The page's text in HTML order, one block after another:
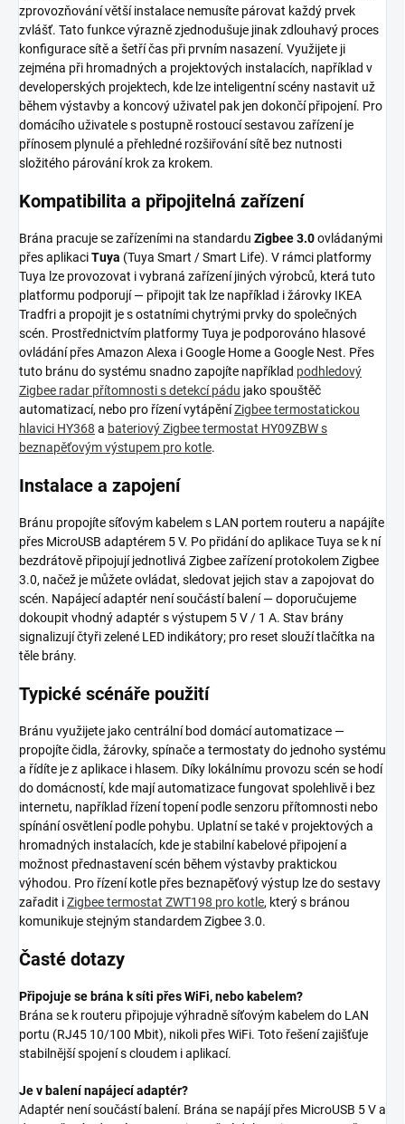
zprovozňování větší instalace nemusíte párovat každý prvek
zvlášť. Tato funkce výrazně zjednodušuje jinak zdlouhavý proces
konfigurace sítě a šetří čas při prvním nasazení. Využijete ji
zejména při hromadných a projektových instalacích, například v
developerských projektech, kde lze inteligentní scény nastavit už
během výstavby a koncový uživatel pak jen dokončí připojení. Pro
domácího uživatele s postupně rostoucí sestavou zařízení je
přínosem plynulé a přehledné rozšiřování sítě bez nutnosti
složitého párování krok za krokem.
Kompatibilita a připojitelná zařízení
Brána pracuje se zařízeními na standardu Zigbee 3.0ovládanými
přes aplikaciTuya (Tuya Smart / Smart Life). V rámci platformy
Tuya lze provozovat i vybraná zařízení jiných výrobců, která tuto
platformu podporují — připojit tak lze například i žárovky IKEA
Tradfri a propojit je s ostatními chytrými prvky do společných
scén. Prostřednictvím platformy Tuya je podporováno hlasové
ovládání přes Amazon Alexa i Google Home a Google Nest. Přes
tuto bránu do systému snadno zapojíte například podhledový
Zigbee radar přítomnosti s detekcí pádu jako spouštěč
automatizací, nebo pro řízení vytápěníZigbee termostatickou
hlavici HY368 a bateriový Zigbee termostat HY09ZBW s
beznapěťovým výstupem pro kotle.
Instalace a zapojení
Bránu propojíte síťovým kabelem s LAN portem routeru a napájíte
přes MicroUSB adaptérem 5 V. Po přidání do aplikace Tuya se k ní
bezdrátově připojují jednotlivá Zigbee zařízení protokolem Zigbee
3.0, načež je můžete ovládat, sledovat jejich stav a zapojovat do
scén. Napájecí adaptér není součástí balení — doporučujeme
dokoupit vhodný adaptér s výstupem 5 V / 1 A. Stav brány
signalizují čtyři zelené LED indikátory; pro reset slouží tlačítka na
těle brány.
Typické scénáře použití
Bránu využijete jako centrální bod domácí automatizace —
propojíte čidla, žárovky, spínače a termostaty do jednoho systému
a řídíte je z aplikace i hlasem. Díky lokálnímu provozu scén se hodí
do domácností, kde mají automatizace fungovat spolehlivě i bez
internetu, například řízení topení podle senzoru přítomnosti nebo
spínání osvětlení podle pohybu. Uplatní se také v projektových a
hromadných instalacích, kde je stabilní kabelové připojení a
možnost přednastavení scén během výstavby praktickou
výhodou. Pro řízení kotle přes beznapěťový výstup lze do sestavy
zařadit iZigbee termostat ZWT198 pro kotle, který s bránou
komunikuje stejným standardem Zigbee 3.0.
Časté dotazy
Připojuje se brána k síti přes WiFi, nebo kabelem?
Brána se k routeru připojuje výhradně síťovým kabelem do LAN
portu (RJ45 10/100 Mbit), nikoli přes WiFi. Toto řešení zajišťuje
stabilnější spojení s cloudem i aplikací.
Je v balení napájecí adaptér?
Adaptér není součástí balení. Brána se napájí přes MicroUSB 5 V a